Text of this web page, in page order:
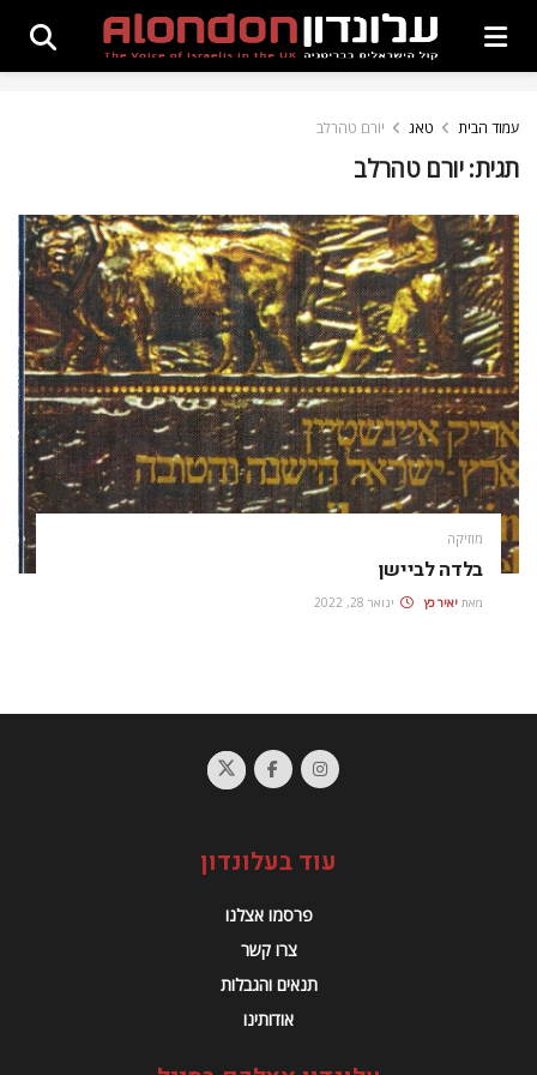
עמוד הבית טאג יורם טהרלב
תגית:יורם טהרלב
מוזיקה
בלדה לביישן
מאת יאיר כץ ינואר 28, 2022
עוד בעלונדון
פרסמו אצלנו
צרו קשר
תנאים והגבלות
אודותינו